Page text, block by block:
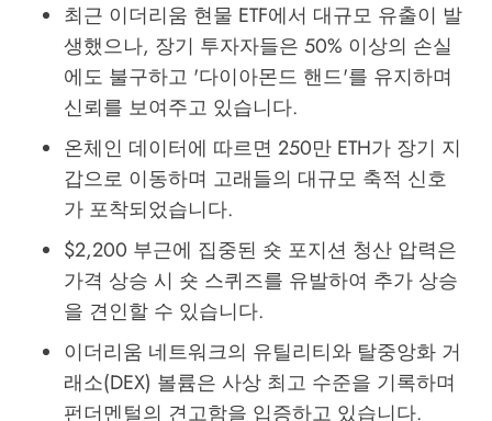
최근 이더리움 현물 ETF에서 대규모 유출이 발
생했으나, 장기 투자자들은 50% 이상의 손실
에도 불구하고 '다이아몬드 핸드'를 유지하며
신뢰를 보여주고 있습니다.
온체인 데이터에 따르면 250만 ETH가 장기 지
갑으로 이동하며 고래들의 대규모 축적 신호
가 포착되었습니다.
$2,200 부근에 집중된 숏 포지션 청산 압력은
가격 상승 시 숏 스퀴즈를 유발하여 추가 상승
을 견인할 수 있습니다.
이더리움 네트워크의 유틸리티와 탈중앙화 거
래소(DEX) 볼륨은 사상 최고 수준을 기록하며
펀더멘털의 견고함을 입증하고 있습니다.